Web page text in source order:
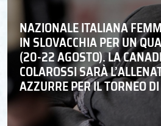
NAZIONALE ITALIANA
IN SLOVACCHIA PER UN
(20-22 AGOSTO). LA
COLAROSSI SARÀ
AZZURRE PER IL TORNEO